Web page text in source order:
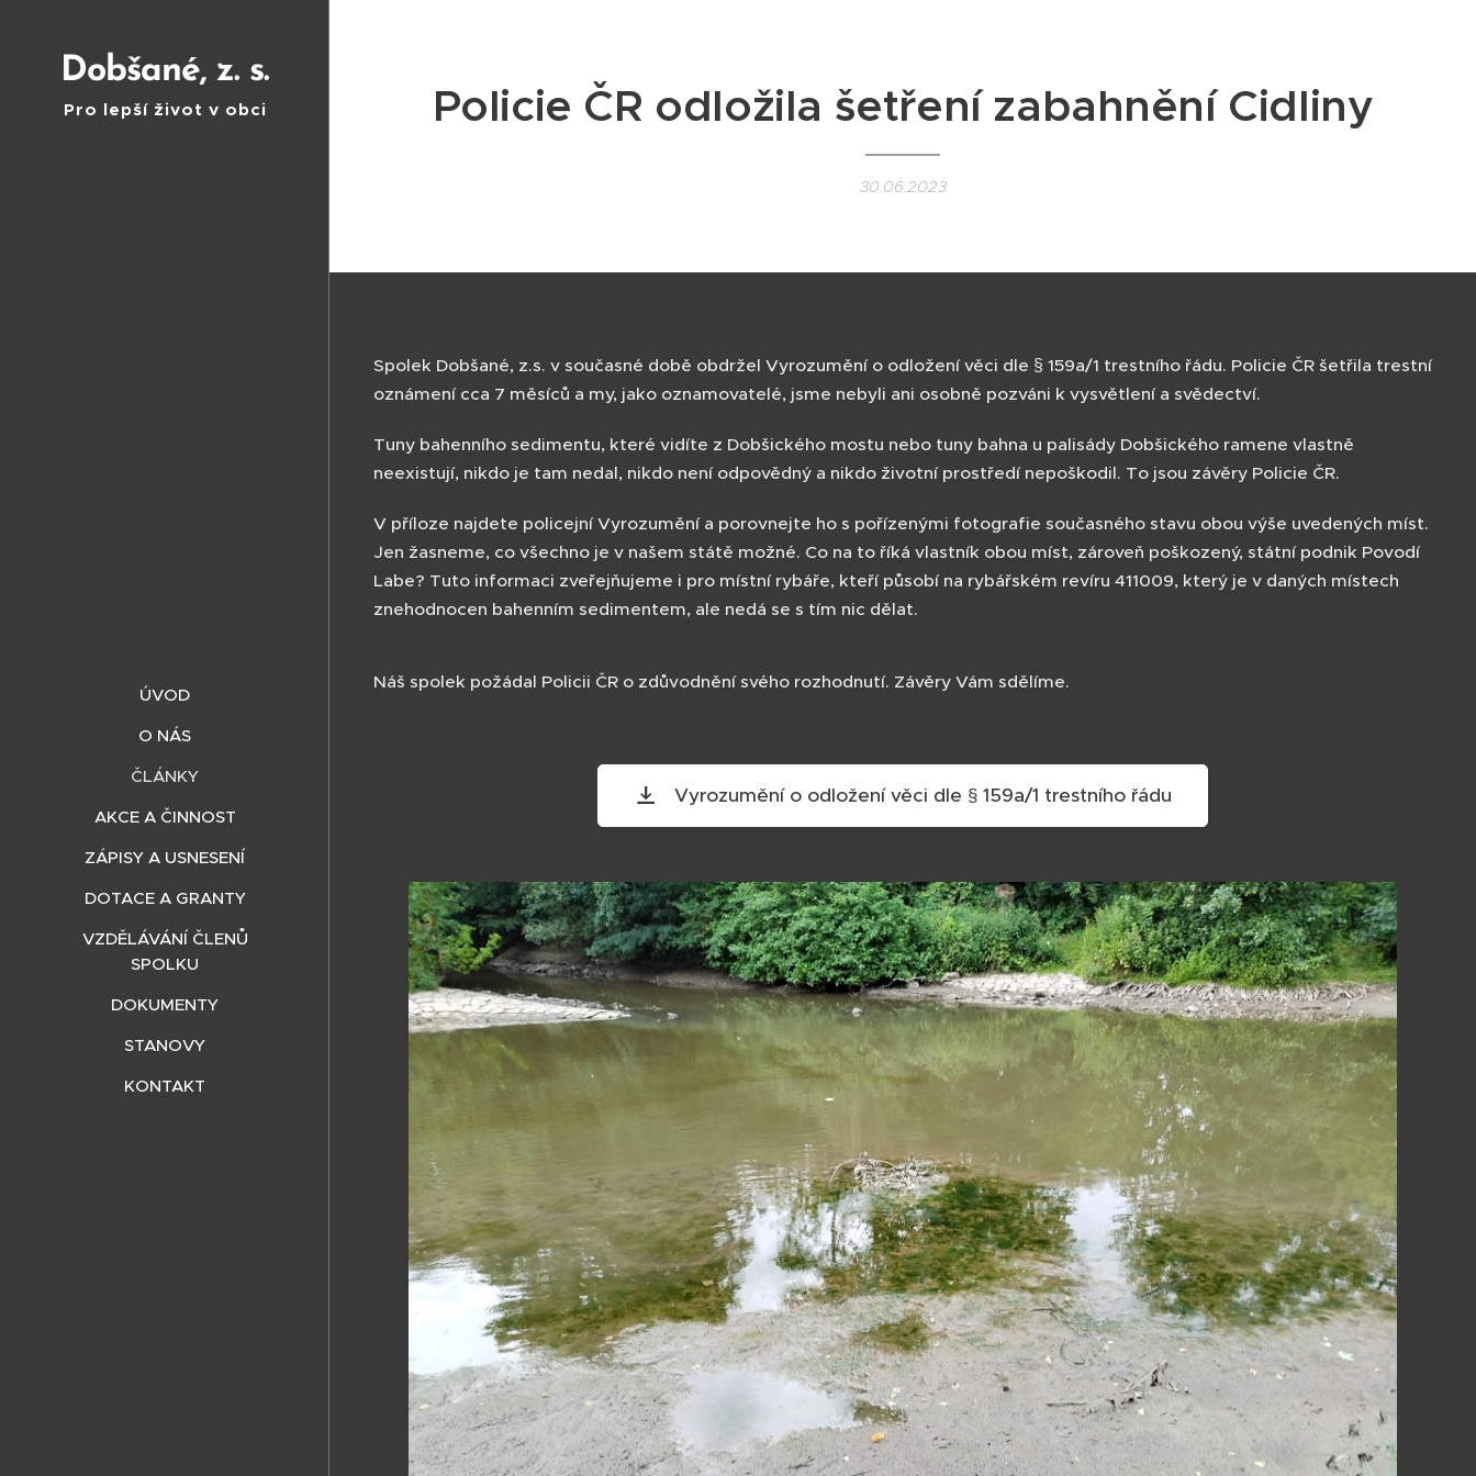
Dobšané, z. s.
Pro lepší život v obci
ÚVOD
O NÁS
ČLÁNKY
AKCE A ČINNOST
ZÁPISY A USNESENÍ
DOTACE A GRANTY
VZDĚLÁVÁNÍ ČLENŮ
SPOLKU
DOKUMENTY
STANOVY
KONTAKT
Policie ČR odložila šetření zabahnění Cidliny
30.06.2023
Spolek Dobšané, z.s. v současné době obdržel Vyrozumění o odložení věci dle § 159a/1 trestního řádu. Policie ČR šetřila trestní
oznámení cca 7 měsíců a my, jako oznamovatelé, jsme nebyli ani osobně pozváni k vysvětlení a svědectví.
Tuny bahenního sedimentu, které vidíte z Dobšického mostu nebo tuny bahna u palisády Dobšického ramene vlastně
neexistují, nikdo je tam nedal, nikdo není odpovědný a nikdo životní prostředí nepoškodil. To jsou závěry Policie ČR.
V příloze najdete policejní Vyrozumění a porovnejte ho s pořízenými fotografie současného stavu obou výše uvedených míst.
Jen žasneme, co všechno je v našem státě možné. Co na to říká vlastník obou míst, zároveň poškozený, státní podnik Povodí
Labe? Tuto informaci zveřejňujeme i pro místní rybáře, kteří působí na rybářském revíru 411009, který je v daných místech
znehodnocen bahenním sedimentem, ale nedá se s tím nic dělat.
Náš spolek požádal Policii ČR o zdůvodnění svého rozhodnutí. Závěry Vám sdělíme.
Vyrozumění o odložení věci dle § 159a/1 trestního řádu